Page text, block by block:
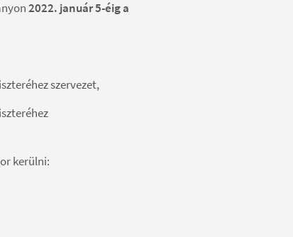
2022. január 5-éig a
szervezet,
kerülni: